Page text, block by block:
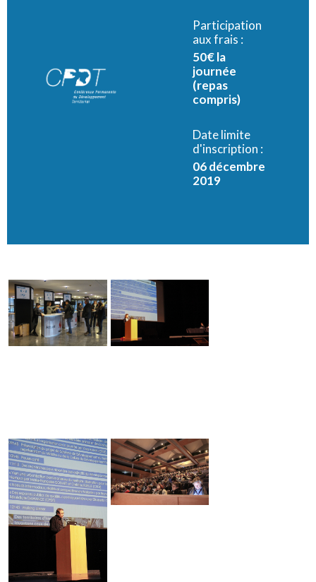
Participation
aux frais :
50€ la
journée
(repas
compris)
Date limite
d'inscription :
06 décembre
2019